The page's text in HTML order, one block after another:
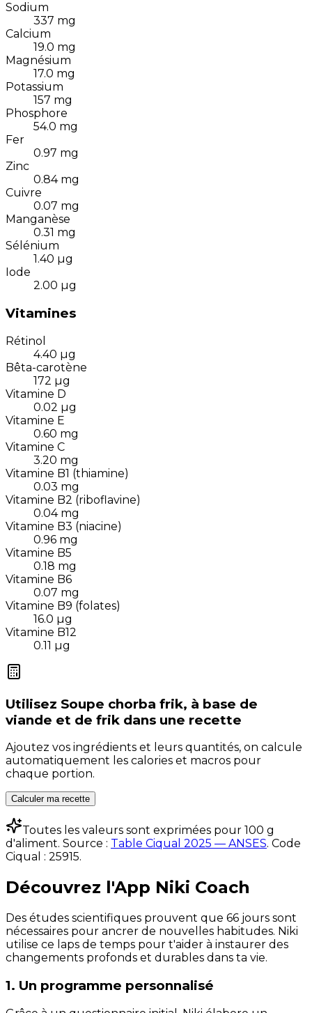
Sodium
337 mg
Calcium
19.0 mg
Magnésium
17.0 mg
Potassium
157 mg
Phosphore
54.0 mg
Fer
0.97 mg
Zinc
0.84 mg
Cuivre
0.07 mg
Manganèse
0.31 mg
Sélénium
1.40 µg
Iode
2.00 µg
Vitamines
Rétinol
4.40 µg
Bêta-carotène
172 µg
Vitamine D
0.02 µg
Vitamine E
0.60 mg
Vitamine C
3.20 mg
Vitamine B1 (thiamine)
0.03 mg
Vitamine B2 (riboflavine)
0.04 mg
Vitamine B3 (niacine)
0.96 mg
Vitamine B5
0.18 mg
Vitamine B6
0.07 mg
Vitamine B9 (folates)
16.0 µg
Vitamine B12
0.11 µg
Utilisez Soupe chorba frik, à base de
viande et de frik dans une recette
Ajoutez vos ingrédients et leurs quantités, on calcule
automatiquement les calories et macros pour
chaque portion.
Calculer ma recette
Toutes les valeurs sont exprimées pour 100 g
d'aliment. Source : Table Ciqual 2025 — ANSES. Code
Ciqual : 25915.
Découvrez l'App Niki Coach
Des études scientifiques prouvent que 66 jours sont
nécessaires pour ancrer de nouvelles habitudes. Niki
utilise ce laps de temps pour t'aider à instaurer des
changements profonds et durables dans ta vie.
1. Un programme personnalisé